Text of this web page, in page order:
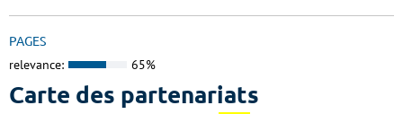
PAGES
relevance: 65%
Carte des partenariats